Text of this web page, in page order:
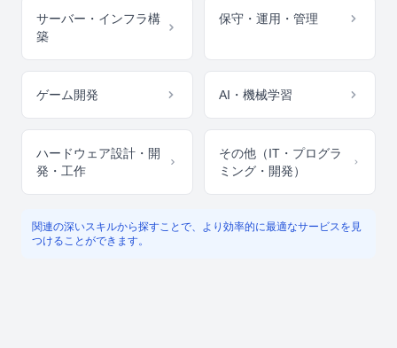
サーバー・インフラ構
築
保守・運用・管理
ゲーム開発 AI・機械学習
ハードウェア設計・開
発・工作
その他（IT・プログラ
ミング・開発）
関連の深いスキルから探すことで、より効率的に最適なサービスを見
つけることができます。